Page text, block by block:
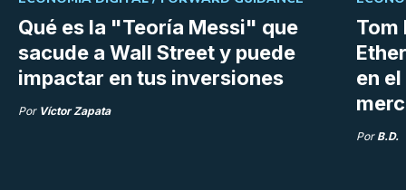
Qué es la "Teoría Messi" que
sacude a Wall Street y puede
impactar en tus inversiones
Por Víctor Zapata
Tom
en
Por B.D.